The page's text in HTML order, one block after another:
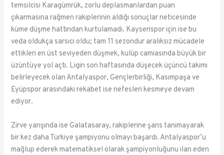
temsilcisi Karagümrük, zorlu deplasmanlardan puan
çıkarmasına rağmen rakiplerinin aldığı sonuçlar neticesinde
küme düşme hattından kurtulamadı. Kayserispor için ise bu
veda oldukça sarsıcı oldu; tam 11 sezondur aralıksız mücadele
ettikleri en üst seviyeden düşmek, kulüp camiasında büyük bir
üzüntüye yol açtı. Ligin son haftasında düşecek üçüncü takımı
belirleyecek olan Antalyaspor, Gençlerbirliği, Kasımpaşa ve
Eyüpspor arasındaki rekabet ise nefesleri kesmeye devam
ediyor.
Zirve yarışında ise Galatasaray, rakiplerine şans tanımayarak
bir kez daha Türkiye şampiyonu olmayı başardı. Antalyaspor’u
mağlup ederek matematiksel olarak şampiyonluğunu ilan eden